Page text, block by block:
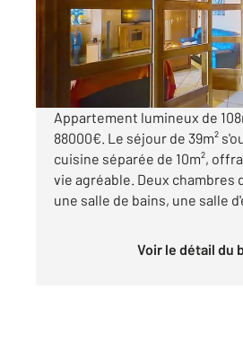
Appartement à vendre
88 000 €
Visiter le site dédié
Appartement lumineux de
88000€. Le séjour de 39m²
cuisine séparée de 10m²,
vie agréable. Deux chambres
une salle de bains, une salle
Voir le détail du